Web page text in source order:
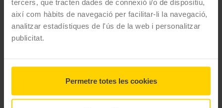
tercers, que tracten dades de connexió i/o de dispositiu,
així com hàbits de navegació per facilitar-li la navegació,
analitzar estadístiques de l'ús de la web i personalitzar
publicitat.
Permetre totes les cookies
Marca
Pirelli
Model
Estiu
M+S
No